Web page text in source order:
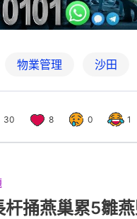
物業管理 沙田
30 8 0 1
杆捅燕巢累5雛